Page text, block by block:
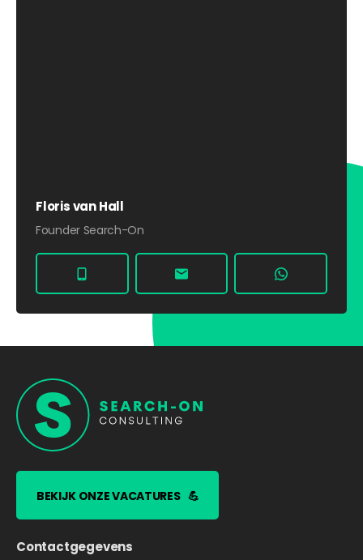
Floris van Hall
Founder Search-On
BEKIJK ONZE VACATURES 💪
Contactgegevens